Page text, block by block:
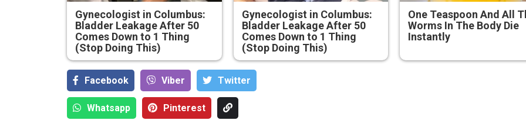
Gynecologist in Columbus:
Bladder Leakage After 50
Comes Down to 1 Thing
(Stop Doing This)
Gynecologist in Columbus:
Bladder Leakage After 50
Comes Down to 1 Thing
(Stop Doing This)
One Teaspoon And All
Worms In The Body Die
Instantly
Facebook Viber Тwitter
Whatsapp Pinterest